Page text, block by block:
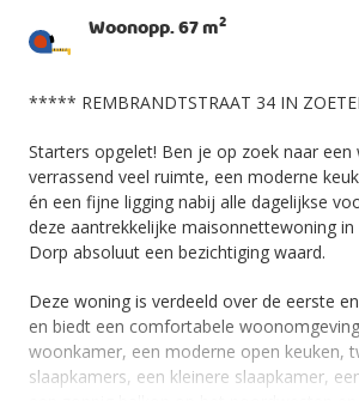
Woonopp. 67 m2
***** REMBRANDTSTRAAT 34 IN
Starters opgelet! Ben je op zoek naar
verrassend veel ruimte, een moderne
én een fijne ligging nabij alle dagelijkse
deze aantrekkelijke maisonnettewoning
Dorp absoluut een bezichtiging waard.
Deze woning is verdeeld over de eerste
en biedt een comfortabele
woonkamer, een moderne open keuken,
slaapkamers, een kleinere slaapkamer,